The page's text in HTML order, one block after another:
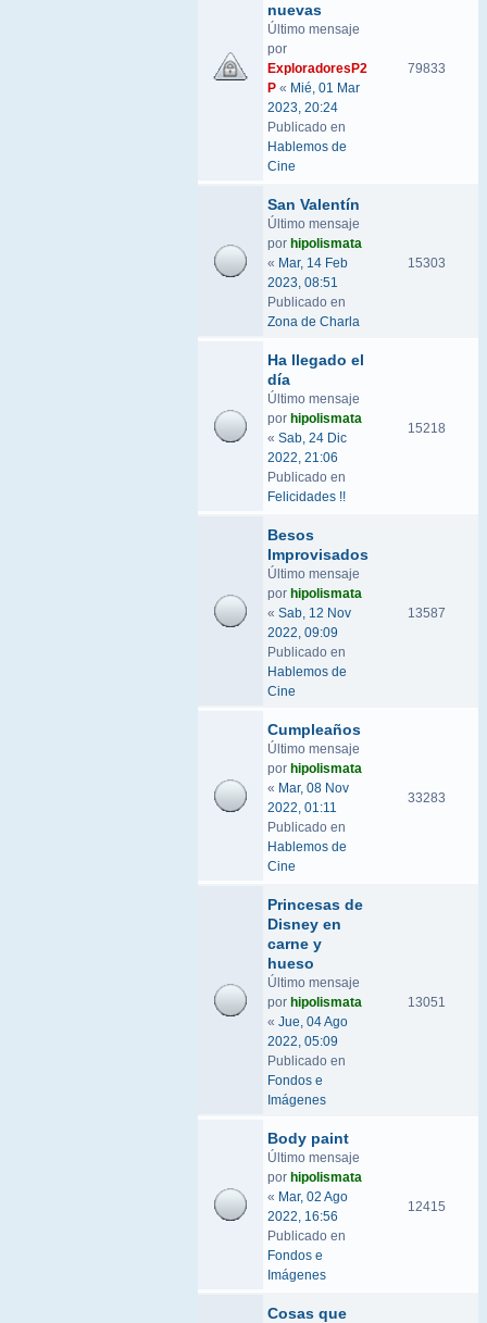
nuevas
Último mensaje
por
ExploradoresP2
P « Mié, 01 Mar
2023, 20:24
Publicado en
Hablemos de
Cine
79833
San Valentín
Último mensaje
por hipolismata
« Mar, 14 Feb
2023, 08:51
Publicado en
Zona de Charla
15303
Ha llegado el
día
Último mensaje
por hipolismata
« Sab, 24 Dic
2022, 21:06
Publicado en
Felicidades !!
15218
Besos
Improvisados
Último mensaje
por hipolismata
« Sab, 12 Nov
2022, 09:09
Publicado en
Hablemos de
Cine
13587
Cumpleaños
Último mensaje
por hipolismata
« Mar, 08 Nov
2022, 01:11
Publicado en
Hablemos de
Cine
33283
Princesas de
Disney en
carne y
hueso
Último mensaje
por hipolismata
« Jue, 04 Ago
2022, 05:09
Publicado en
Fondos e
Imágenes
13051
Body paint
Último mensaje
por hipolismata
« Mar, 02 Ago
2022, 16:56
Publicado en
Fondos e
Imágenes
12415
Cosas que